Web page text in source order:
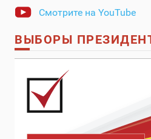
Смотрите на YouTube
ВЫБОРЫ